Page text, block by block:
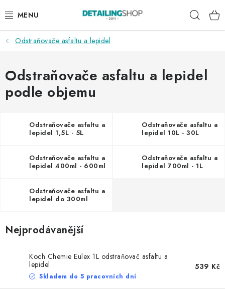
na
AKCE
NOVINKY
EXTERIÉR
INTERIÉR
ČLÁNKY
NAŠE SLUŽBY
KONTAKTY
PRODÁVANÉ ZNAČKY
Odstraňovače asfaltu a lepidel
Odstraňovače asfaltu a lepidel
podle objemu
Odstraňovače asfaltu a
lepidel 1,5L - 5L
Odstraňovače asfaltu a
lepidel 10L - 30L
Odstraňovače asfaltu a
lepidel 400ml - 600ml
Odstraňovače asfaltu a
lepidel 700ml - 1L
Odstraňovače asfaltu a
lepidel do 300ml
Nejprodávanější
Koch Chemie Eulex 1L odstraňovač asfaltu a
lepidel
Skladem do 5 pracovních dní
539 Kč